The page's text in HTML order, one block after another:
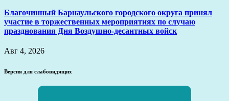
Благочинный Барнаульского городского округа принял
участие в торжественных мероприятиях по случаю
празднования Дня Воздушно-десантных войск
Авг 4, 2026
Версия для слабовидящих